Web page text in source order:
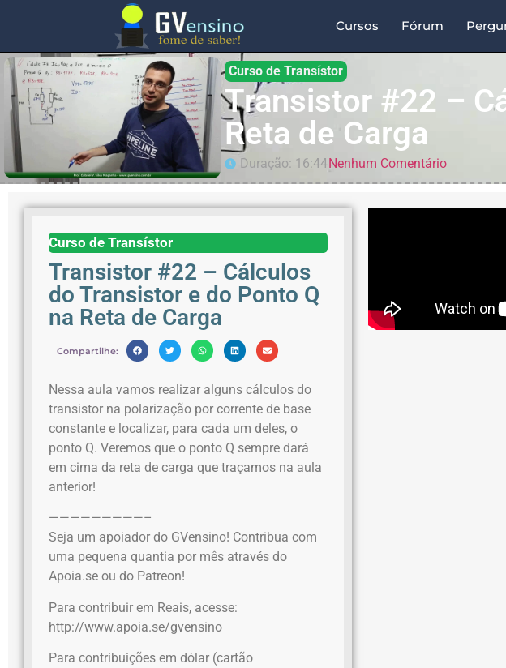
Cursos Fórum
Curso de Transístor
Transistor #22 –
Reta de Carga
Duração: 16:44Nenhum Comentário
Curso de Transístor
Transistor #22 – Cálculos
do Transistor e do Ponto Q
na Reta de Carga
Compartilhe:
Nessa aula vamos realizar alguns cálculos do
transistor na polarização por corrente de base
constante e localizar, para cada um deles, o
ponto Q. Veremos que o ponto Q sempre dará
em cima da reta de carga que traçamos na aula
anterior!
—————————–
Seja um apoiador do GVensino! Contribua com
uma pequena quantia por mês através do
Apoia.se ou do Patreon!
Para contribuir em Reais, acesse:
http://www.apoia.se/gvensino
Para contribuições em dólar (cartão